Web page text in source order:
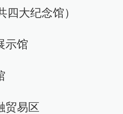
大纪念馆）
示馆
贸易区